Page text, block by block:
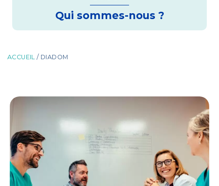
Qui sommes-nous ?
ACCUEIL / DIADOM